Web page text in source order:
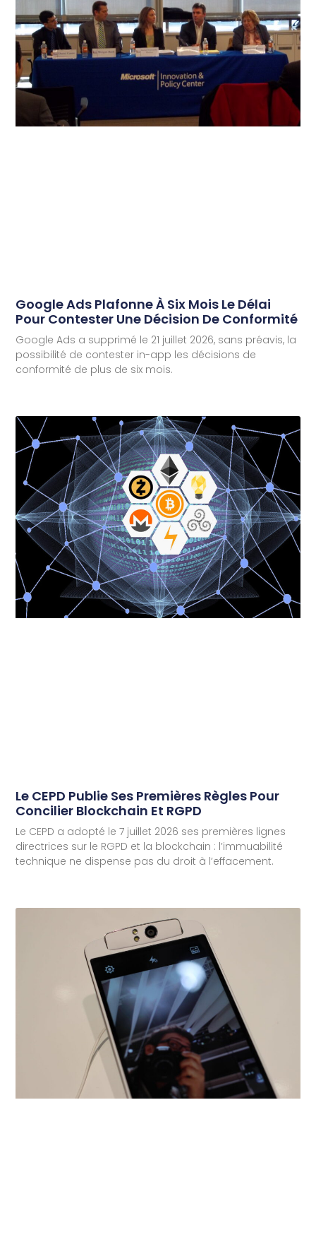
Google Ads Plafonne À Six Mois Le Délai
Pour Contester Une Décision De Conformité
Google Ads a supprimé le 21 juillet 2026, sans préavis, la
possibilité de contester in-app les décisions de
conformité de plus de six mois.
Le CEPD Publie Ses Premières Règles Pour
Concilier Blockchain Et RGPD
Le CEPD a adopté le 7 juillet 2026 ses premières lignes
directrices sur le RGPD et la blockchain : l’immuabilité
technique ne dispense pas du droit à l’effacement.